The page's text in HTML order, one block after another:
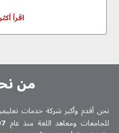
اقرأ
من
نحن أقدم وأكبر شركة خدمات
للجامعات ومعاهد اللغة منذ عام